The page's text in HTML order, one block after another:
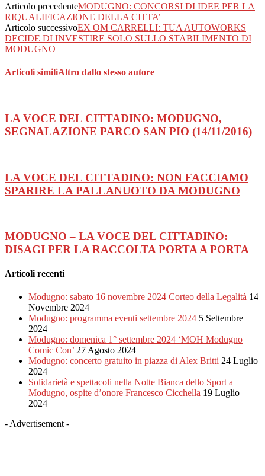
Articolo precedenteMODUGNO: CONCORSI DI IDEE PER LA
RIQUALIFICAZIONE DELLA CITTA’
Articolo successivoEX OM CARRELLI: TUA AUTOWORKS
DECIDE DI INVESTIRE SOLO SULLO STABILIMENTO DI
MODUGNO
Articoli similiAltro dallo stesso autore
LA VOCE DEL CITTADINO: MODUGNO,
SEGNALAZIONE PARCO SAN PIO (14/11/2016)
LA VOCE DEL CITTADINO: NON FACCIAMO
SPARIRE LA PALLANUOTO DA MODUGNO
MODUGNO – LA VOCE DEL CITTADINO:
DISAGI PER LA RACCOLTA PORTA A PORTA
Articoli recenti
Modugno: sabato 16 novembre 2024 Corteo della Legalità 14
Novembre 2024
Modugno: programma eventi settembre 2024 5 Settembre
2024
Modugno: domenica 1° settembre 2024 ‘MOH Modugno
Comic Con’ 27 Agosto 2024
Modugno: concerto gratuito in piazza di Alex Britti 24 Luglio
2024
Solidarietà e spettacoli nella Notte Bianca dello Sport a
Modugno, ospite d’onore Francesco Cicchella 19 Luglio
2024
- Advertisement -